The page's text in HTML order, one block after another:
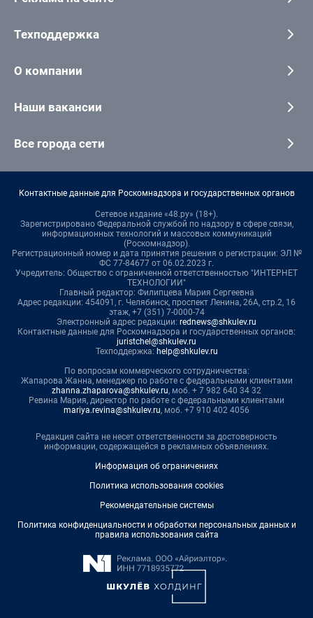
Техподдержка
О компании
Наши вакансии
Все города сети
Контактные данные для Роскомнадзора и государственных органов
Сетевое издание «48.ру» (18+).
Зарегистрировано Федеральной службой по надзору в сфере связи,
информационных технологий и массовых коммуникаций
(Роскомнадзор).
Регистрационный номер и дата принятия решения о регистрации: ЭЛ №
ФС 77-84677 от 06.02.2023 г.
Учредитель: Общество с ограниченной ответственностью "ИНТЕРНЕТ
ТЕХНОЛОГИИ"
Главный редактор: Филипцева Мария Сергеевна
Адрес редакции: 454091, г. Челябинск, проспект Ленина, 26А, стр.2, 16
этаж, +7 (351) 7-0000-74
Электронный адрес редакции: rednews@shkulev.ru
Контактные данные для Роскомнадзора и государственных органов:
juristchel@shkulev.ru
Техподдержка: help@shkulev.ru
По вопросам коммерческого сотрудничества:
Жапарова Жанна, менеджер по работе с федеральными клиентами
zhanna.zhaparova@shkulev.ru, моб. + 7 982 640 34 32
Ревина Мария, директор по работе с федеральными клиентами
mariya.revina@shkulev.ru, моб. +7 910 402 4056
Редакция сайта не несет ответственности за достоверность
информации, содержащейся в рекламных объявлениях.
Информация об ограничениях
Политика использования cookies
Рекомендательные системы
Политика конфиденциальности и обработки персональных данных и
правила использования сайта